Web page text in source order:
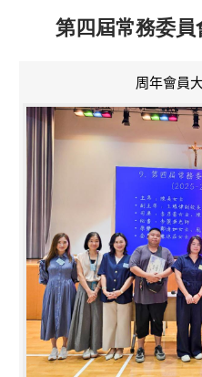
第四屆常務委
周年會員